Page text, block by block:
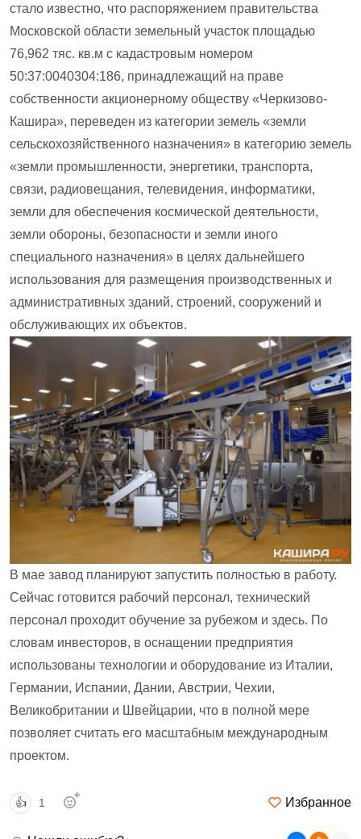
стало известно, что распоряжением правительства
Московской области земельный участок площадью
76,962 тяс. кв.м с кадастровым номером
50:37:0040304:186, принадлежащий на праве
собственности акционерному обществу «Черкизово-
Кашира», переведен из категории земель «земли
сельскохозяйственного назначения» в категорию земель
«земли промышленности, энергетики, транспорта,
связи, радиовещания, телевидения, информатики,
земли для обеспечения космической деятельности,
земли обороны, безопасности и земли иного
специального назначения» в целях дальнейшего
использования для размещения производственных и
административных зданий, строений, сооружений и
обслуживающих их объектов.
В мае завод планируют запустить полностью в работу.
Сейчас готовится рабочий персонал, технический
персонал проходит обучение за рубежом и здесь. По
словам инвесторов, в оснащении предприятия
использованы технологии и оборудование из Италии,
Германии, Испании, Дании, Австрии, Чехии,
Великобритании и Швейцарии, что в полной мере
позволяет считать его масштабным международным
проектом.
👍 1 Избранное